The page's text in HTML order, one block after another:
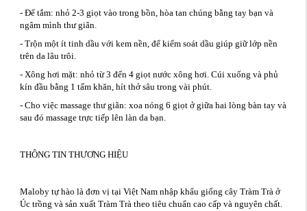
- Để tắm: nhỏ 2-3 giọt vào trong bồn, hòa tan chúng bằng tay bạn và
ngâm mình thư giãn.
- Trộn một ít tinh dầu với kem nền, để kiểm soát dầu giúp giữ lớp nền
trên da lâu trôi.
- Xông hơi mặt: nhỏ từ 3 đến 4 giọt nước xông hơi. Cúi xuống và phủ
kín đầu bằng 1 tấm khăn, hít thở sâu trong vài phút.
- Cho việc massage thư giãn: xoa nóng 6 giọt ở giữa hai lòng bàn tay và
sau đó massage trực tiếp lên làn da bạn.
THÔNG TIN THƯƠNG HIỆU
Maloby tự hào là đơn vị tại Việt Nam nhập khẩu giống cây Tràm Trà ở
Úc trồng và sản xuất Tràm Trà theo tiêu chuẩn cao cấp và nguyên chất.